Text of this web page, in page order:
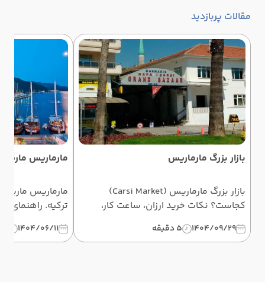
مقالات پربازدید
بازار بزرگ مارماریس
بازار بزرگ مارماریس (Carsi Market)
کجاست؟ نکات خرید ارزان، ساعت کار،
سوغات و چانه‌زنی در بازار سنتی مارماریس
را اینجا بخوانید.
1404/09/29 5 دقیقه
مارماریس مارینا
مارماریس
ترکیه. راهنمای
هزینه‌ها،
تفریحی +
1404/06/11